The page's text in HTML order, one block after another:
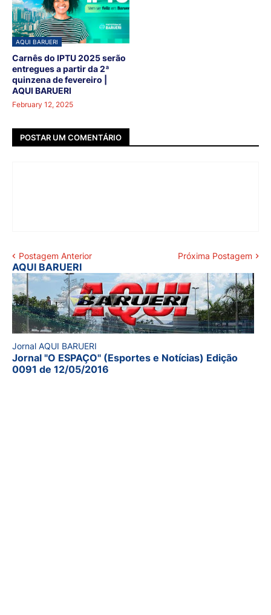
AQUI BARUERI
Carnês do IPTU 2025 serão
entregues a partir da 2ª
quinzena de fevereiro |
AQUI BARUERI
February 12, 2025
POSTAR UM COMENTÁRIO
Postagem Anterior Próxima Postagem
AQUI BARUERI
Jornal AQUI BARUERI
Jornal "O ESPAÇO" (Esportes e Notícias) Edição
0091 de 12/05/2016